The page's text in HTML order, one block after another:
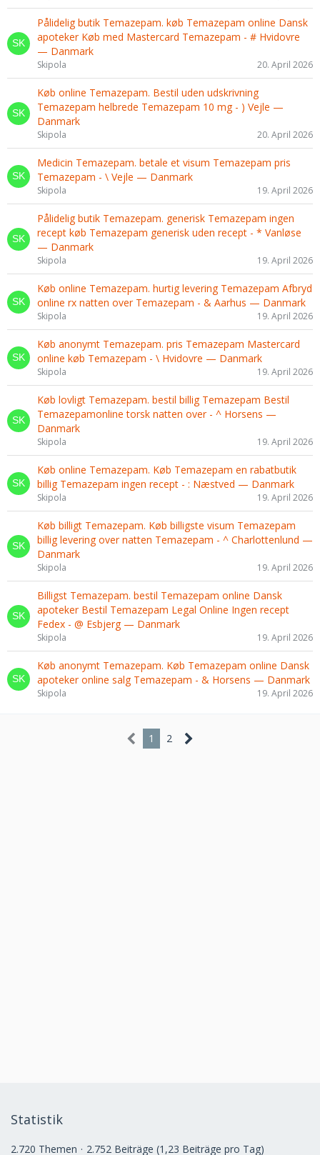
Pålidelig butik Temazepam. køb Temazepam online Dansk
apoteker Køb med Mastercard Temazepam - # Hvidovre
— Danmark
Skipola 20. April 2026
Køb online Temazepam. Bestil uden udskrivning
Temazepam helbrede Temazepam 10 mg - ) Vejle —
Danmark
Skipola 20. April 2026
Medicin Temazepam. betale et visum Temazepam pris
Temazepam - \ Vejle — Danmark
Skipola 19. April 2026
Pålidelig butik Temazepam. generisk Temazepam ingen
recept køb Temazepam generisk uden recept - * Vanløse
— Danmark
Skipola 19. April 2026
Køb online Temazepam. hurtig levering Temazepam Afbryd
online rx natten over Temazepam - & Aarhus — Danmark
Skipola 19. April 2026
Køb anonymt Temazepam. pris Temazepam Mastercard
online køb Temazepam - \ Hvidovre — Danmark
Skipola 19. April 2026
Køb lovligt Temazepam. bestil billig Temazepam Bestil
Temazepamonline torsk natten over - ^ Horsens —
Danmark
Skipola 19. April 2026
Køb online Temazepam. Køb Temazepam en rabatbutik
billig Temazepam ingen recept - : Næstved — Danmark
Skipola 19. April 2026
Køb billigt Temazepam. Køb billigste visum Temazepam
billig levering over natten Temazepam - ^ Charlottenlund —
Danmark
Skipola 19. April 2026
Billigst Temazepam. bestil Temazepam online Dansk
apoteker Bestil Temazepam Legal Online Ingen recept
Fedex - @ Esbjerg — Danmark
Skipola 19. April 2026
Køb anonymt Temazepam. Køb Temazepam online Dansk
apoteker online salg Temazepam - & Horsens — Danmark
Skipola 19. April 2026
1 2
Statistik
2.720 Themen 2.752 Beiträge (1,23 Beiträge pro Tag)